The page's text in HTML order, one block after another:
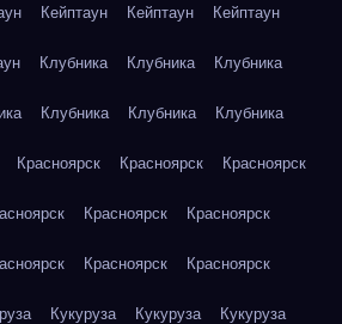
Кейптаун Кейптаун Кейптаун
Клубника Клубника Клубника
Клубника Клубника Клубника
Красноярск Красноярск Красноярск
Красноярск Красноярск
Красноярск Красноярск
Кукуруза Кукуруза Кукуруза